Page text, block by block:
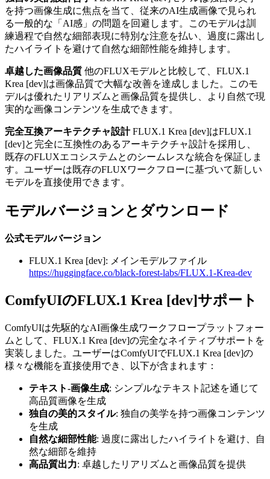
を持つ画像生成に焦点を当て、従来のAI生成画像で見られ
る一般的な「AI感」の問題を回避します。このモデルは訓
練過程で自然な細部表現に特別な注意を払い、過度に露出し
たハイライトを避けて自然な細部性能を維持します。
卓越した画像品質 他のFLUXモデルと比較して、FLUX.1
Krea [dev]は画像品質で大幅な改善を達成しました。このモ
デルは優れたリアリズムと画像品質を提供し、より自然で現
実的な画像コンテンツを生成できます。
完全互換アーキテクチャ設計FLUX.1 Krea [dev]はFLUX.1
[dev]と完全に互換性のあるアーキテクチャ設計を採用し、
既存のFLUXエコシステムとのシームレスな統合を保証しま
す。ユーザーは既存のFLUXワークフローに基づいて新しい
モデルを直接使用できます。
モデルバージョンとダウンロード
公式モデルバージョン
FLUX.1 Krea [dev]: メインモデルファイル
https://huggingface.co/black-forest-labs/FLUX.1-Krea-dev
ComfyUIのFLUX.1 Krea [dev]サポート
ComfyUIは先駆的なAI画像生成ワークフロープラットフォー
ムとして、FLUX.1 Krea [dev]の完全なネイティブサポートを
実装しました。ユーザーはComfyUIでFLUX.1 Krea [dev]の
様々な機能を直接使用でき、以下が含まれます：
テキスト-画像生成: シンプルなテキスト記述を通じて
高品質画像を生成
独自の美的スタイル: 独自の美学を持つ画像コンテンツ
を生成
自然な細部性能: 過度に露出したハイライトを避け、自
然な細部を維持
高品質出力: 卓越したリアリズムと画像品質を提供